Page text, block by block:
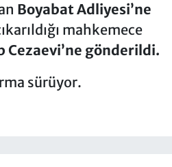
Boyabat Adliyesi’ne
mahkemece
gönderildi.
sürüyor.